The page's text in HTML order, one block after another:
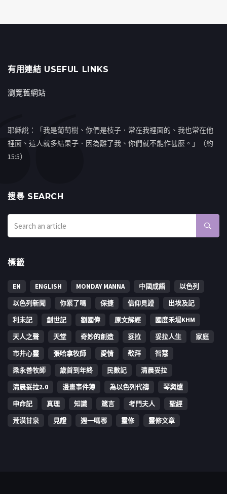
有用連結 USEFUL LINKS
瀏覽舊網站
耶穌說：「我是葡萄樹、你們是枝子．常在我裡面的、我也常在他
裡面、這人就多結果子．因為離了我、你們就不能作甚麼。」（約
15:5）
搜㝷 SEARCH
標籤
EN ENGLISH MONDAY MANNA 中國成語
以色列
以色列新聞
你累了嗎 保捷 信仰見證
出埃及記
利未記
創世記 劉國偉 原文解經
國度禾場KHM
天人之聲
天堂 奇妙的創造 妥拉 妥拉人生
家庭
市井心靈
張哈拿牧師 愛情 敬拜
智慧
梁永善牧師
歳首到年終 民數記
清晨妥拉
清晨妥拉2.0
漫畫事件簿 為以色列代禱
琴與爐
申命記
真理 知識 箴言 考門夫人
聖經
荒漠甘泉
見證 週一嗎哪 靈修 靈修文章